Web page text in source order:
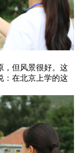
，但风景很好。这
：在北京上学的这